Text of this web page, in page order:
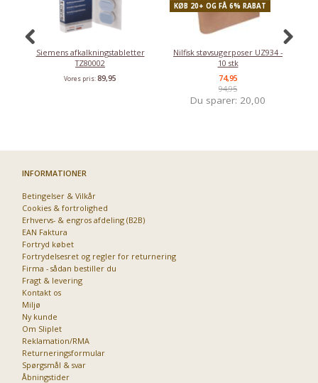
Siemens afkalkningstabletter
TZ80002
Vores pris:89,95
KØB 20+ OG FÅ 6% RABAT
Nilfisk støvsugerposer UZ934 -
10 stk
74,95
94,95
Du sparer: 20,00
INFORMATIONER
Betingelser & Vilkår
Cookies & fortrolighed
Erhvervs- & engros afdeling (B2B)
EAN Faktura
Fortryd købet
Fortrydelsesret og regler for returnering
Firma - sådan bestiller du
Fragt & levering
Kontakt os
Miljø
Ny kunde
Om Sliplet
Reklamation/RMA
Returneringsformular
Spørgsmål & svar
Åbningstider